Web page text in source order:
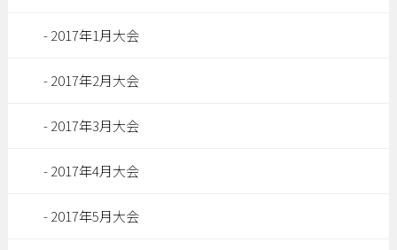
2017年1月大会
2017年2月大会
2017年3月大会
2017年4月大会
2017年5月大会